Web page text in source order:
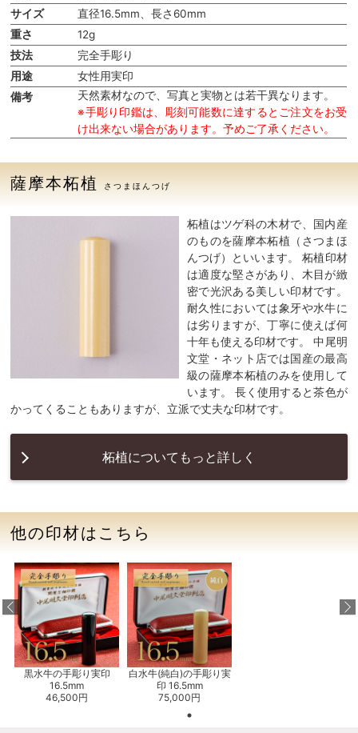
サイズ
直径16.5mm、長さ60mm
重さ
12g
技法
完全手彫り
用途
女性用実印
備考
天然素材なので、写真と実物とは若干異なります。
※手彫り印鑑は、彫刻可能数に達するとご注文をお受
け出来ない場合があります。予めご了承ください。
薩摩本柘植 さつまほんつげ
柘植はツゲ科の木材で、国内産
のものを薩摩本柘植（さつまほ
んつげ）といいます。 柘植印材
は適度な堅さがあり、木目が緻
密で光沢ある美しい印材です。
耐久性においては象牙や水牛に
は劣りますが、丁寧に使えば何
十年も使える印材です。 中尾明
文堂・ネット店では国産の最高
級の薩摩本柘植のみを使用して
います。 長く使用すると茶色が
かってくることもありますが、立派で丈夫な印材です。
柘植についてもっと詳しく
他の印材はこちら
黒水牛の手彫り実印
16.5mm
46,500円
白水牛(純白)の手彫り実
印 16.5mm
75,000円